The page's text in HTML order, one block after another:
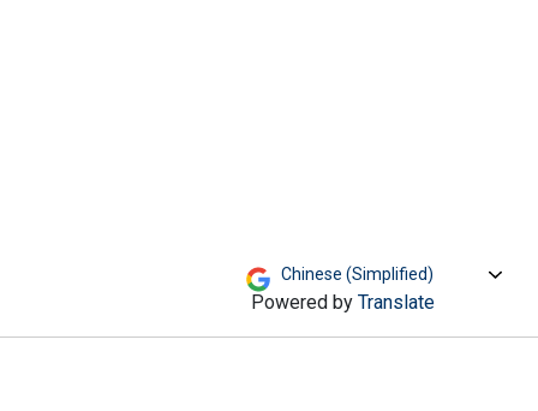
Powered by Translate